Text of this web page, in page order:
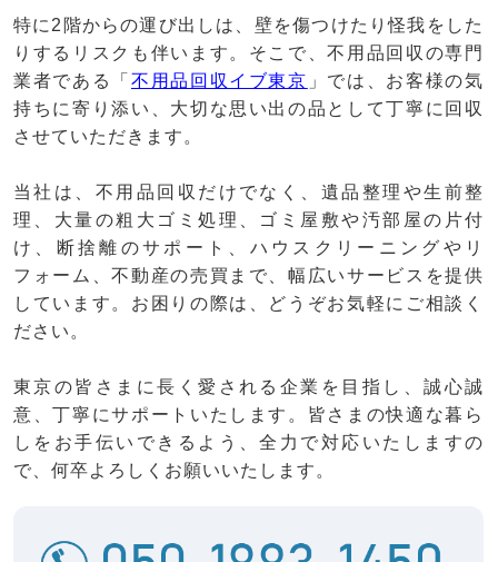
特に2階からの運び出しは、壁を傷つけたり怪我をした
りするリスクも伴います。そこで、不用品回収の専門
業者である「 不用品回収イブ東京 」では、お客様の気
持ちに寄り添い、大切な思い出の品として丁寧に回収
させていただきます。
当社は、不用品回収だけでなく、遺品整理や生前整
理、大量の粗大ゴミ処理、ゴミ屋敷や汚部屋の片付
け、断捨離のサポート、ハウスクリーニングやリ
フォーム、不動産の売買まで、幅広いサービスを提供
しています。お困りの際は、どうぞお気軽にご相談く
ださい。
東京の皆さまに長く愛される企業を目指し、誠心誠
意、丁寧にサポートいたします。皆さまの快適な暮ら
しをお手伝いできるよう、全力で対応いたしますの
で、何卒よろしくお願いいたします。